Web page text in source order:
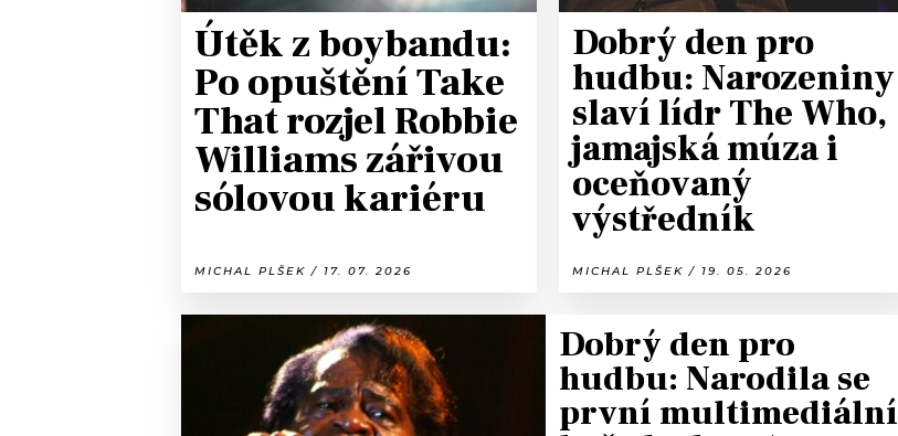
PROGRAM
JAK NALADIT
SOUTĚŽE
Útěk z boybandu:
Po opuštění Take
That rozjel Robbie
Williams zářivou
sólovou kariéru
MICHAL PLŠEK / 17. 07. 2026
Dobrý den pro
hudbu: Narozeniny
slaví lídr The Who,
jamajská múza i
oceňovaný
výstředník
MICHAL PLŠEK / 19. 05. 2026
Dobrý den pro
hudbu: Narodila se
první multimediální